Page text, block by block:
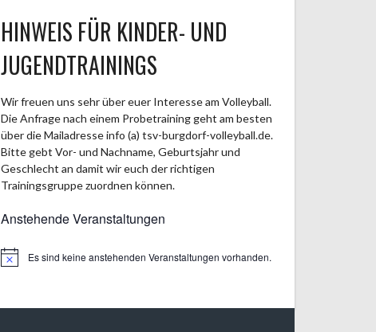
HINWEIS FÜR KINDER- UND
JUGENDTRAININGS
Wir freuen uns sehr über euer Interesse am Volleyball.
Die Anfrage nach einem Probetraining geht am besten
über die Mailadresse info (a) tsv-burgdorf-volleyball.de.
Bitte gebt Vor- und Nachname, Geburtsjahr und
Geschlecht an damit wir euch der richtigen
Trainingsgruppe zuordnen können.
Anstehende Veranstaltungen
HinweisEs sind keine anstehenden Veranstaltungen vorhanden.